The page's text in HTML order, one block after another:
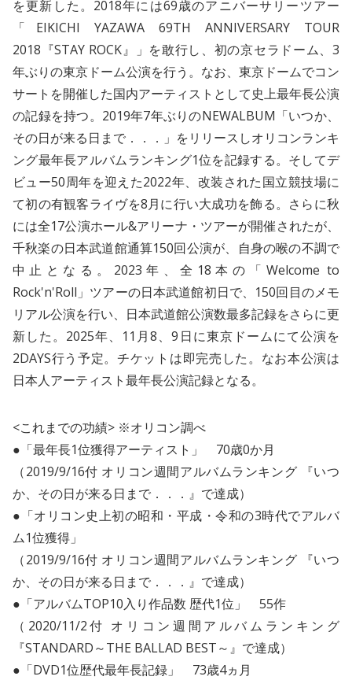
を更新した。2018年には69歳のアニバーサリーツアー
「EIKICHI YAZAWA 69TH ANNIVERSARY TOUR
2018『STAY ROCK』」を敢行し、初の京セラドーム、3
年ぶりの東京ドーム公演を行う。なお、東京ドームでコン
サートを開催した国内アーティストとして史上最年長公演
の記録を持つ。2019年7年ぶりのNEWALBUM「いつか、
その日が来る日まで．．．」をリリースしオリコンランキ
ング最年長アルバムランキング1位を記録する。そしてデ
ビュー50周年を迎えた2022年、改装された国立競技場に
て初の有観客ライヴを8月に行い大成功を飾る。さらに秋
には全17公演ホール&アリーナ・ツアーが開催されたが、
千秋楽の日本武道館通算150回公演が、自身の喉の不調で
中止となる。2023年、全18本の「Welcome to
Rock'n'Roll」ツアーの日本武道館初日で、150回目のメモ
リアル公演を行い、日本武道館公演数最多記録をさらに更
新した。2025年、11月8、9日に東京ドームにて公演を
2DAYS行う予定。チケットは即完売した。なお本公演は
日本人アーティスト最年長公演記録となる。
<これまでの功績> ※オリコン調べ
●「最年長1位獲得アーティスト」 70歳0か月
（2019/9/16付 オリコン週間アルバムランキング 『いつ
か、その日が来る日まで．．．』で達成）
●「オリコン史上初の昭和・平成・令和の3時代でアルバ
ム1位獲得」
（2019/9/16付 オリコン週間アルバムランキング 『いつ
か、その日が来る日まで．．．』で達成）
●「アルバムTOP10入り作品数 歴代1位」 55作
（2020/11/2付 オリコン週間アルバムランキング
『STANDARD～THE BALLAD BEST～』で達成）
●「DVD1位歴代最年長記録」 73歳4ヵ月